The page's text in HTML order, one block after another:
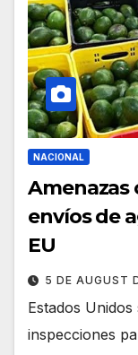
NACIONAL
Amenazas
envíos de
EU
5 DE AUGUST
Estados
inspecciones